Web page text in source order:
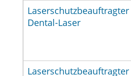
Dental-Laser